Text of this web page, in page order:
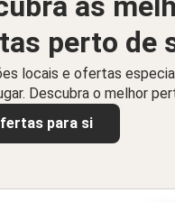
perto de
locais e ofertas
Descubra o melhor
para si